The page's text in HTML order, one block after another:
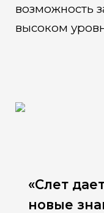
возможность
высоком
«Слет
новые